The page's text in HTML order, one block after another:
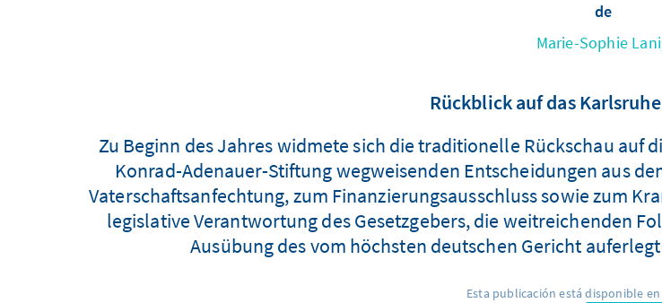
de
Marie-Sophie
Rückblick auf das
Zu Beginn des Jahres widmete sich die traditionelle Rückschau auf
Konrad-Adenauer-Stiftung wegweisenden Entscheidungen aus
Vaterschaftsanfechtung, zum Finanzierungsausschluss sowie zum
legislative Verantwortung des Gesetzgebers, die weitreichenden
Ausübung des vom höchsten deutschen Gericht
Esta publicación está disponible